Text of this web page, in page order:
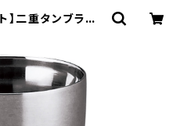
】二重タンブラー
ンショップ